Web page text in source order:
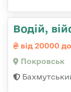
Водій,
від 20000
Покровськ